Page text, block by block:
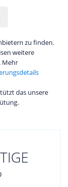
zu finden.
weitere
Mehr
das unsere